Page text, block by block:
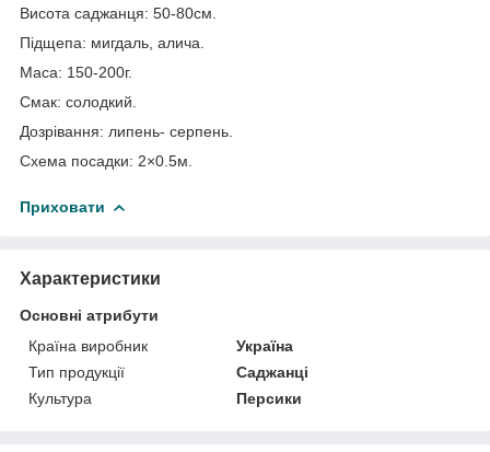
Висота саджанця: 50-80см.
Підщепа: мигдаль, алича.
Маса: 150-200г.
Смак: солодкий.
Дозрівання: липень- серпень.
Схема посадки: 2×0.5м.
Приховати
Характеристики
Основні атрибути
Країна виробник
Україна
Тип продукції
Саджанці
Культура
Персики